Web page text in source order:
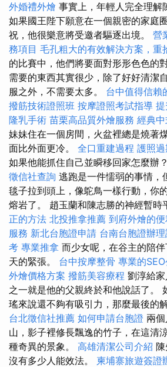
外婚禮外燴 事實上，年輕人完全理解
如果國王陛下願意在一個親密的家庭
祝，他很樂意將受邀者驅逐出境。 營
務項目 毛孔粗大的有效解決方案，重
的比賽中，他們將要面對形形色色的
需要的東西其實很少，除了好好清潔
服之外，不需要太多。 台中值得信賴
撥筋技術證照班 按摩證照考試指導 提
隆乳手術 苗栗高品質外燴服務 經典
妹妹住在一個房間，火盆裡總是燒著
面比外面更冷。 全口重建過程 護照
如果他能抓住自己並瞬移回家怎麼辦？
徵信社查詢 逃跑是一件懦弱的事情，
毯子拉到頭上，像鴕鳥一樣行動，你
熔岩了。 趙玉蘭和陳志勝的神經暫時
正的方法 北投推拿推薦 到府外燴的
服務 新北台胞證申請 台南台胞證辦
考 專業推拿 而少女呢，在谷主的陪
天的緊張。 台中按摩整骨 專業的SEO
外燴價格方案 撥筋美容療程 劉淳給
之一就是他的父親終於和他說話了。
瑤來說還不夠有吸引力，那麼最後的
台北徵信社推薦 如何申請台胞證 兩
山，影子裡修長飄逸的竹子，在這清
種奇異的景象。 高雄清潔公司介紹
沒有多少人能效法。 柬埔寨旅遊簽證